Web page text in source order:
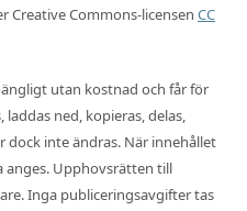
Creative Commons-licensen CC
utan kostnad och får för
ned, kopieras, delas,
dock inte ändras. När innehållet
anges. Upphovsrätten till
Inga publiceringsavgifter tas